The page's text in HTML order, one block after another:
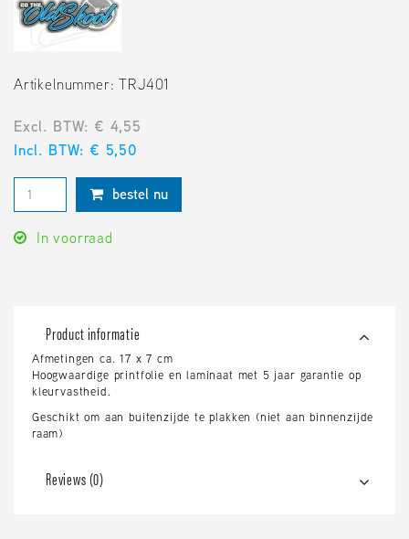
Artikelnummer: TRJ401
Excl. BTW: € 4,55
Incl. BTW: € 5,50
bestel nu
In voorraad
Product informatie
Afmetingen ca. 17 x 7 cm
Hoogwaardige printfolie en laminaat met 5 jaar garantie op
kleurvastheid.
Geschikt om aan buitenzijde te plakken (niet aan binnenzijde
raam)
Reviews (0)